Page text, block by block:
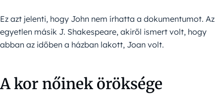
Ez azt jelenti, hogy John nem írhatta a dokumentumot. Az
egyetlen másik J. Shakespeare, akiről ismert volt, hogy
abban az időben a házban lakott, Joan volt.
A kor nőinek öröksége